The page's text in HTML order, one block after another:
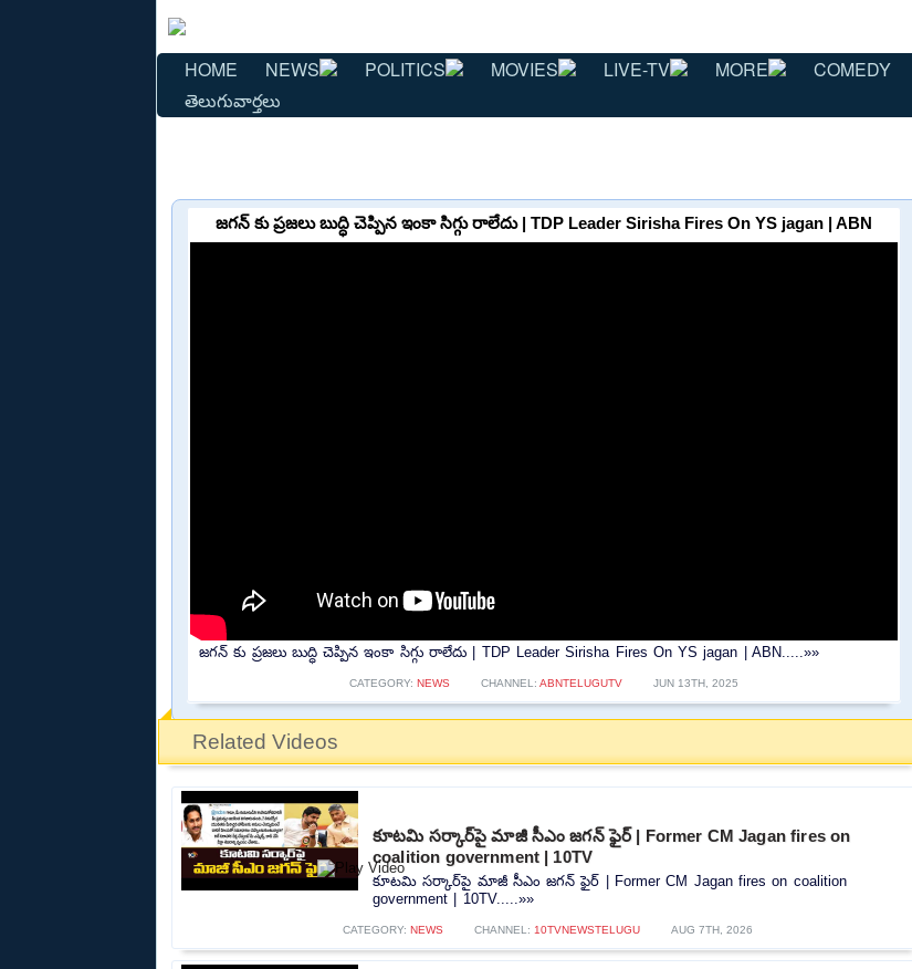
HOME NEWS POLITICS MOVIES LIVE-TV MORE COMEDY
తెలుగువార్తలు
జగన్ కు ప్రజలు బుద్ధి చెప్పిన ఇంకా సిగ్గు రాలేదు | TDP Leader Sirisha Fires On YS jagan | ABN
జగన్ కు ప్రజలు బుద్ధి చెప్పిన ఇంకా సిగ్గు రాలేదు | TDP Leader Sirisha Fires On YS jagan | ABN.....»»
CATEGORY: NEWS CHANNEL: ABNTELUGUTV JUN 13TH, 2025
Related Videos
కూటమి సర్కార్‌పై మాజీ సీఎం జగన్ ఫైర్ | Former CM Jagan fires on
coalition government | 10TV
కూటమి సర్కార్‌పై మాజీ సీఎం జగన్ ఫైర్ | Former CM Jagan fires on coalition
government | 10TV.....»»
CATEGORY: NEWS CHANNEL: 10TVNEWSTELUGU AUG 7TH, 2026